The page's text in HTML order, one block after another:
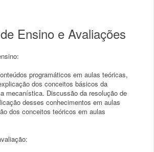
Ensino e Avaliações
programáticos em aulas teóricas,
dos conceitos básicos da
mecanística. Discussão da resolução de
desses conhecimentos em aulas
dos conceitos teóricos em aulas